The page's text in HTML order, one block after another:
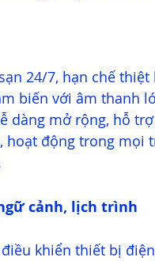
24/7, hạn chế
biến với âm thanh
dàng mở rộng, hỗ
hoạt động trong mọi
cảnh, lịch trình
khiển thiết bị